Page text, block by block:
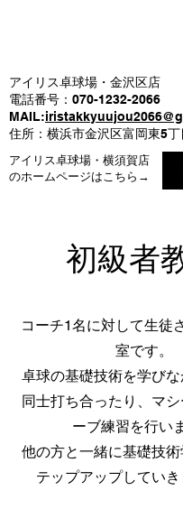
アイリス卓球場・金沢区店
電話番号：070-1232-2066
MAIL:
住所：横浜市金沢区富岡東5
アイリス卓球場・横須賀店
のホームページはこちら→
初級者
コーチ1名に対して生徒
室です。
卓球の基礎技術を学び
同士打ち合ったり、マ
ーブ練習を行い
他の方と一緒に基礎技
テップアップしていき